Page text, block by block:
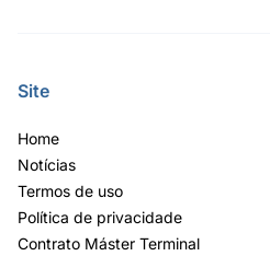
Site
Home
Notícias
Termos de uso
Política de privacidade
Contrato Máster Terminal